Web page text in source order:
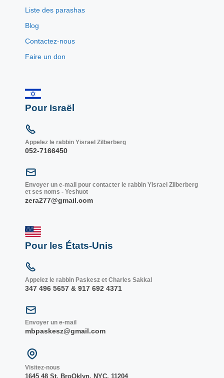
Liste des parashas
Blog
Contactez-nous
Faire un don
Pour Israël
Appelez le rabbin Yisrael Zilberberg
052-7166450
Envoyer un e-mail pour contacter le rabbin Yisrael Zilberberg
et ses noms - Yeshuot
zera277@gmail.com
Pour les États-Unis
Appelez le rabbin Paskesz et Charles Sakkal
347 496 5657 & 917 692 4371
Envoyer un e-mail
mbpaskesz@gmail.com
Visitez-nous
1645 48 St. BroOklyn, NYC, 11204